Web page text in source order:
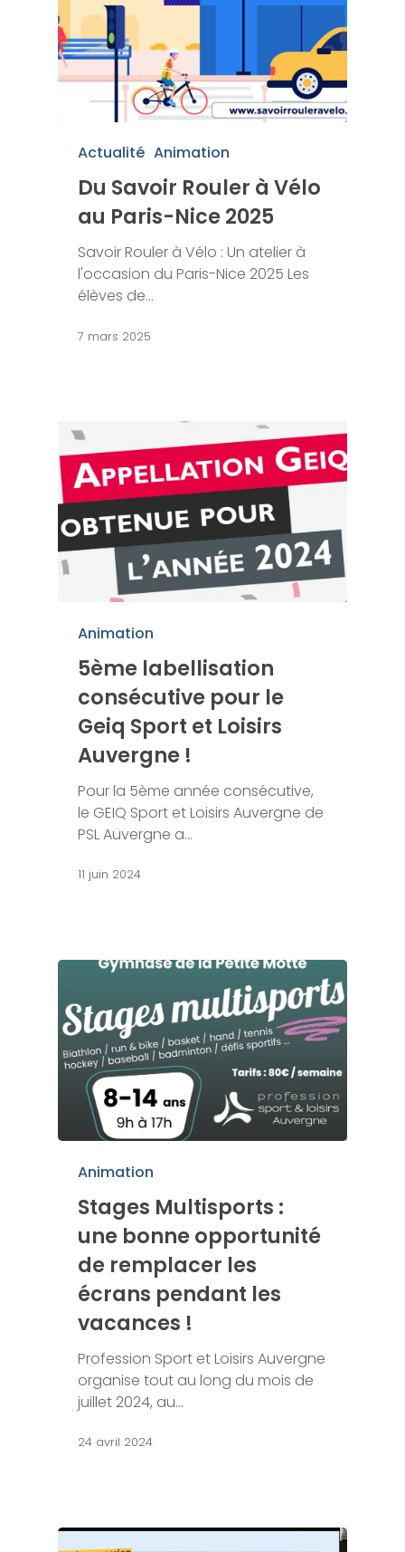
Actualité Animation
Du Savoir Rouler à Vélo
au Paris-Nice 2025
Savoir Rouler à Vélo : Un atelier à
l'occasion du Paris-Nice 2025 Les
élèves de…
7 mars 2025
Animation
5ème labellisation
consécutive pour le
Geiq Sport et Loisirs
Auvergne !
Pour la 5ème année consécutive,
le GEIQ Sport et Loisirs Auvergne de
PSL Auvergne a…
11 juin 2024
Animation
Stages Multisports :
une bonne opportunité
de remplacer les
écrans pendant les
vacances !
Profession Sport et Loisirs Auvergne
organise tout au long du mois de
juillet 2024, au…
24 avril 2024